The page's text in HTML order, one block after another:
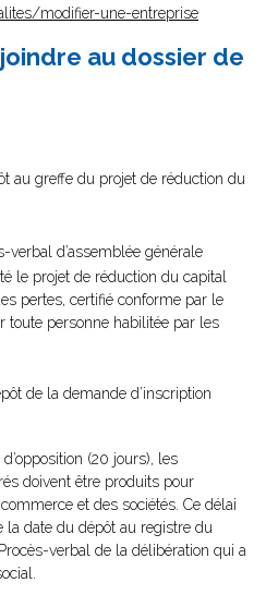
modifier-une-entreprise
au dossier de
au greffe du projet de réduction du
verbal d’assemblée générale
le projet de réduction du capital
pertes, certifié conforme par le
toute personne habilitée par les
de la demande d’inscription
(20 jours), les
doivent être produits pour
et des sociétés. Ce délai
la date du dépôt au registre du
verbal de la délibération qui a